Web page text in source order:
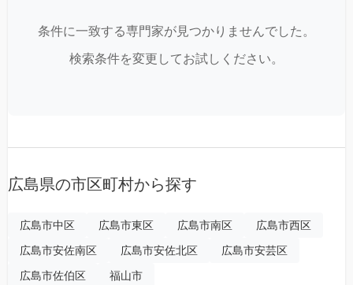
条件に一致する専門家が見つかりませんでした。
検索条件を変更してお試しください。
広島県の市区町村から探す
広島市中区 広島市東区 広島市南区
広島市西区
広島市安佐南区
広島市安佐北区
広島市安芸区
広島市佐伯区
福山市